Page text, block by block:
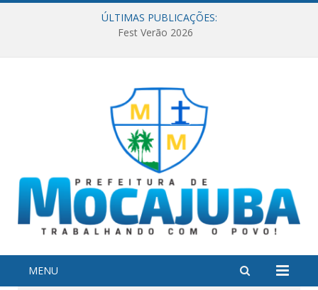
ÚLTIMAS PUBLICAÇÕES:
Fest Verão 2026
MENU